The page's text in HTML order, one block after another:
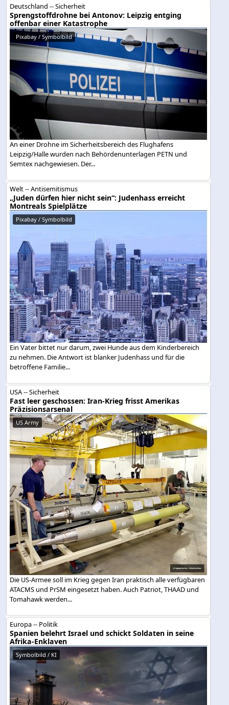
Deutschland -- Sicherheit
Sprengstoffdrohne bei Antonov: Leipzig entging
offenbar einer Katastrophe
Pixabay / Symbolbild
An einer Drohne im Sicherheitsbereich des Flughafens
Leipzig/Halle wurden nach Behördenunterlagen PETN und
Semtex nachgewiesen. Der...
Welt -- Antisemitismus
„Juden dürfen hier nicht sein“: Judenhass erreicht
Montreals Spielplätze
Pixabay / Symbolbild
Ein Vater bittet nur darum, zwei Hunde aus dem Kinderbereich
zu nehmen. Die Antwort ist blanker Judenhass und für die
betroffene Familie...
USA -- Sicherheit
Fast leer geschossen: Iran-Krieg frisst Amerikas
Präzisionsarsenal
US Army
Die US-Armee soll im Krieg gegen Iran praktisch alle verfügbaren
ATACMS und PrSM eingesetzt haben. Auch Patriot, THAAD und
Tomahawk werden...
Europa -- Politik
Spanien belehrt Israel und schickt Soldaten in seine
Afrika-Enklaven
Symbolbild / KI